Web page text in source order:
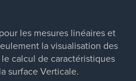
les mesures linéaires et
la visualisation des
calcul de caractéristiques
surface Verticale.